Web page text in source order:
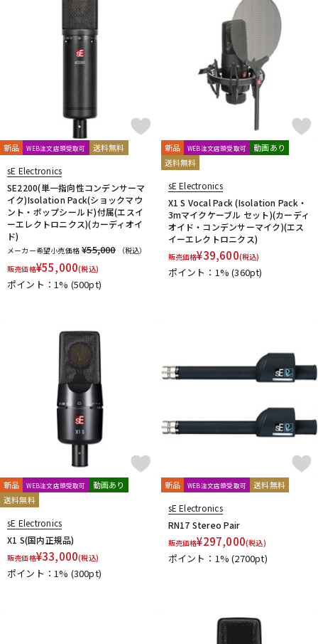
新品 WEB注文店頭受取可 送料無料
sE Electronics
SE2200(単一指向性コンデンサーマ
イク)Isolation Pack(ショックマウ
ント・ポップシールド)付属(エスイ
ーエレクトロニクス)(カーディオイ
ド)
メーカー希望小売価格 ¥55,000
（税込）
販売価格¥55,000(税込)
ポイント：1% (500pt)
新品 WEB注文店頭受取可
動画あり
送料無料
sE Electronics
X1 S Vocal Pack (Isolation Pack・
3mマイクケーブル セット)(カーディ
オイド・コンデンサーマイク)(エス
イーエレクトロニクス)
販売価格¥39,600(税込)
ポイント：1%(360pt)
新品 WEB注文店頭受取可
動画あり
送料無料
sE Electronics
X1 S(国内正規品)
販売価格¥33,000(税込)
ポイント：1% (300pt)
新品 WEB注文店頭受取可 送料無料
sE Electronics
RN17 Stereo Pair
販売価格¥297,000(税込)
ポイント：1%(2700pt)